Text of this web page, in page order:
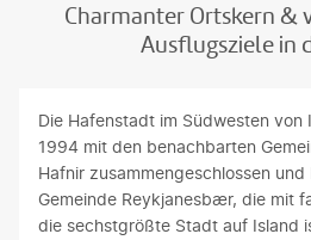
Charmanter Ortskern &
Ausflugsziele in
Die Hafenstadt im Südwesten von
1994 mit den benachbarten
Hafnir zusammengeschlossen
Gemeinde Reykjanesbær, die mit
die sechstgrößte Stadt auf Island